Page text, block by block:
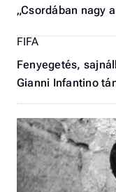
„Csordában nagy
FIFA
Fenyegetés,
Gianni Infantino